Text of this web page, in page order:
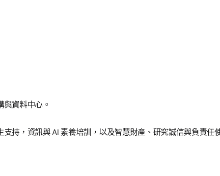
與資料中心。
持，資訊與 AI 素養培訓，以及智慧財產、研究誠信與負責任